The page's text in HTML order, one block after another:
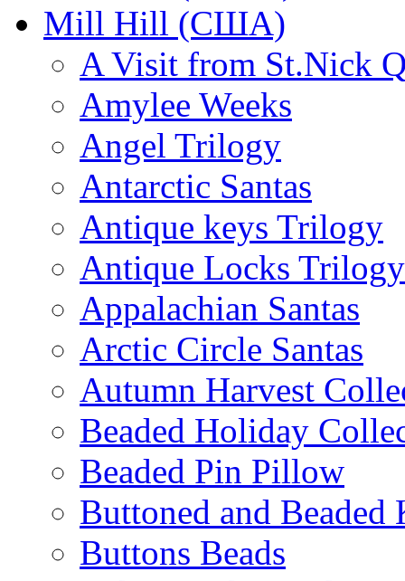
Mill Hill (США)
A Visit from St.Nick
Amylee Weeks
Angel Trilogy
Antarctic Santas
Antique keys Trilogy
Antique Locks Trilogy
Appalachian Santas
Arctic Circle Santas
Autumn Harvest
Beaded Holiday
Beaded Pin Pillow
Buttoned and Beaded
Buttons Beads